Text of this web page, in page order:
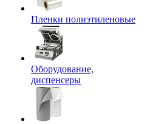
Пленки полиэтиленовые
Оборудование,
диспенсеры